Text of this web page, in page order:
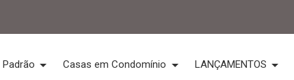
Casas em Condomínio LANÇAMENTOS